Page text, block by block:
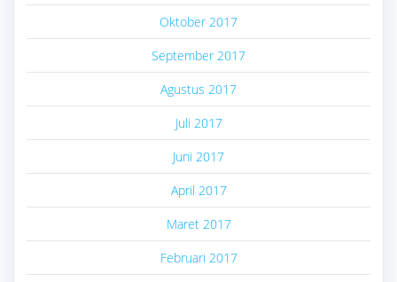
Oktober 2017
September 2017
Agustus 2017
Juli 2017
Juni 2017
April 2017
Maret 2017
Februari 2017